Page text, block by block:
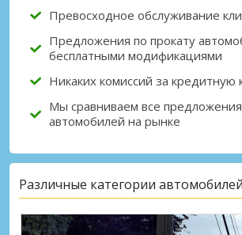
Превосходное обслуживание
Предложения по прокату
бесплатными модификациями
Никаких комиссий за кредитную
Мы сравниваем все
автомобилей на рынке
Различные категории